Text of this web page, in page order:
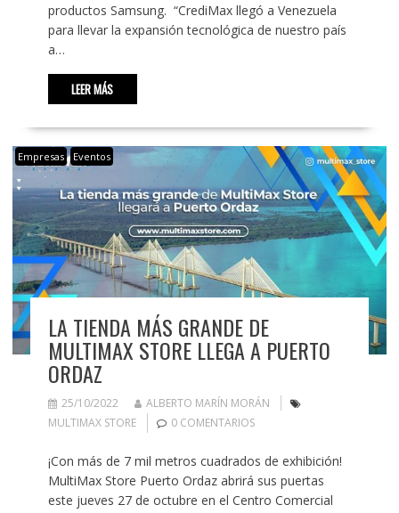
productos Samsung. “CrediMax llegó a Venezuela
para llevar la expansión tecnológica de nuestro país
a…
LEER MÁS
Empresas Eventos
LA TIENDA MÁS GRANDE DE
MULTIMAX STORE LLEGA A PUERTO
ORDAZ
25/10/2022
ALBERTO MARÍN MORÁN
MULTIMAX STORE
0 COMENTARIOS
¡Con más de 7 mil metros cuadrados de exhibición!
MultiMax Store Puerto Ordaz abrirá sus puertas
este jueves 27 de octubre en el Centro Comercial